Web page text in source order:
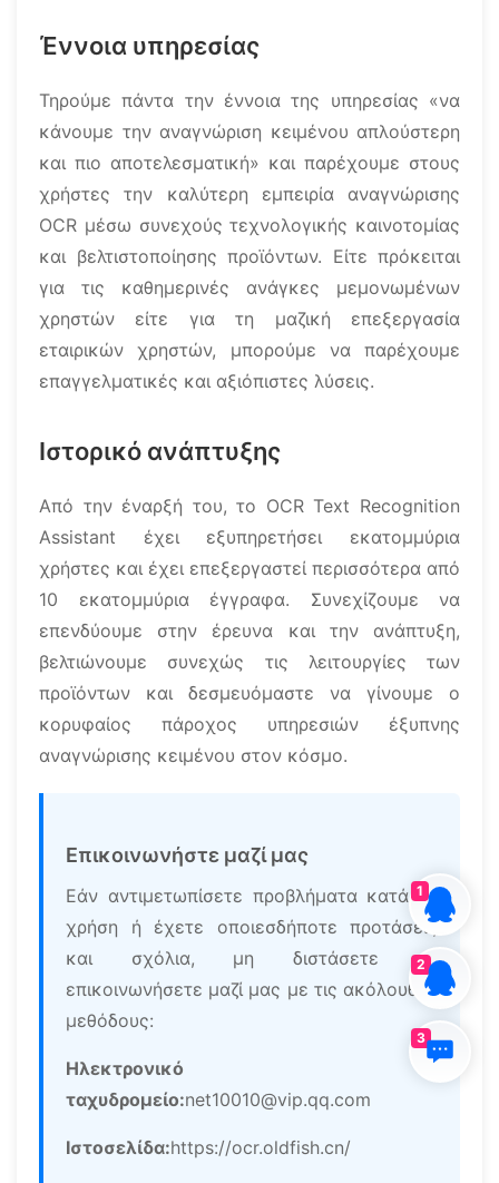
Έννοια υπηρεσίας
Τηρούμε πάντα την έννοια της υπηρεσίας «να
κάνουμε την αναγνώριση κειμένου απλούστερη
και πιο αποτελεσματική» και παρέχουμε στους
χρήστες την καλύτερη εμπειρία αναγνώρισης
OCR μέσω συνεχούς τεχνολογικής καινοτομίας
και βελτιστοποίησης προϊόντων. Είτε πρόκειται
για τις καθημερινές ανάγκες μεμονωμένων
χρηστών είτε για τη μαζική επεξεργασία
εταιρικών χρηστών, μπορούμε να παρέχουμε
επαγγελματικές και αξιόπιστες λύσεις.
Ιστορικό ανάπτυξης
Από την έναρξή του, το OCR Text Recognition
Assistant έχει εξυπηρετήσει εκατομμύρια
χρήστες και έχει επεξεργαστεί περισσότερα από
10 εκατομμύρια έγγραφα. Συνεχίζουμε να
επενδύουμε στην έρευνα και την ανάπτυξη,
βελτιώνουμε συνεχώς τις λειτουργίες των
προϊόντων και δεσμευόμαστε να γίνουμε ο
κορυφαίος πάροχος υπηρεσιών έξυπνης
αναγνώρισης κειμένου στον κόσμο.
Επικοινωνήστε μαζί μας
Εάν αντιμετωπίσετε προβλήματα κατά τη
χρήση ή έχετε οποιεσδήποτε προτάσεις
και σχόλια, μη διστάσετε να
επικοινωνήσετε μαζί μας με τις ακόλουθες
μεθόδους:
Ηλεκτρονικό
ταχυδρομείο:net10010@vip.qq.com
Ιστοσελίδα:https://ocr.oldfish.cn/
1
2
3